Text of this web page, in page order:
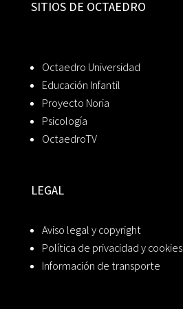
SITIOS DE OCTAEDRO
Octaedro Universidad
Educación Infantil
Proyecto Noria
Psicología
OctaedroTV
LEGAL
Aviso legal y copyright
Política de privacidad y cookies
Información de transporte